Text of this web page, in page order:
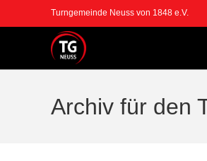
Inhalt
Turngemeinde Neuss von 1848 e.V.
Archiv für den